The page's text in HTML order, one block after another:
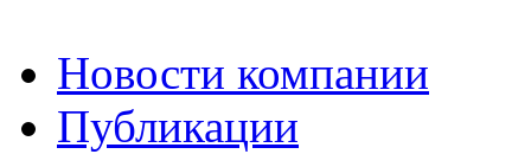
Новости компании
Публикации